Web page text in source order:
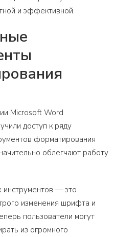
и эффективной.
Microsoft Word
доступ к ряду
форматирования
облегчают работу
— это
изменения шрифта и
пользователи могут
из огромного